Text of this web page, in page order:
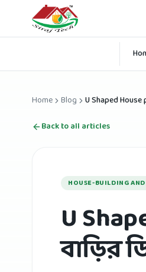
Skip to main content
Home Blog
U Shaped
Back to all articles
HOUSE-BUILDING
U
বাড়ির